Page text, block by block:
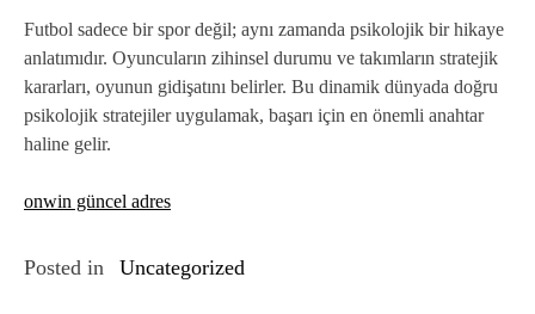
Futbol sadece bir spor değil; aynı zamanda psikolojik bir hikaye
anlatımıdır. Oyuncuların zihinsel durumu ve takımların stratejik
kararları, oyunun gidişatını belirler. Bu dinamik dünyada doğru
psikolojik stratejiler uygulamak, başarı için en önemli anahtar
haline gelir.
onwin güncel adres
Posted in Uncategorized